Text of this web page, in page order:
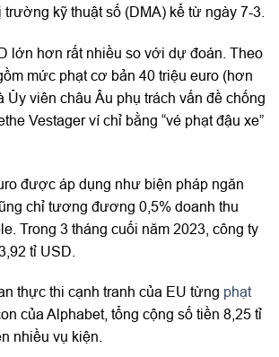
kỹ thuật số (DMA) kể từ ngày 7-3.
lớn hơn rất nhiều so với dự đoán. Theo
mức phạt cơ bản 40 triệu euro (hơn
Ủy viên châu Âu phụ trách vấn đề chống
Vestager ví chỉ bằng “vé phạt đậu xe”
được áp dụng như biện pháp ngăn
chỉ tương đương 0,5% doanh thu
Trong 3 tháng cuối năm 2023, công ty
tỉ USD.
thực thi cạnh tranh của EU từng phạt
của Alphabet, tổng cộng số tiền 8,25 tỉ
nhiều vụ kiện.